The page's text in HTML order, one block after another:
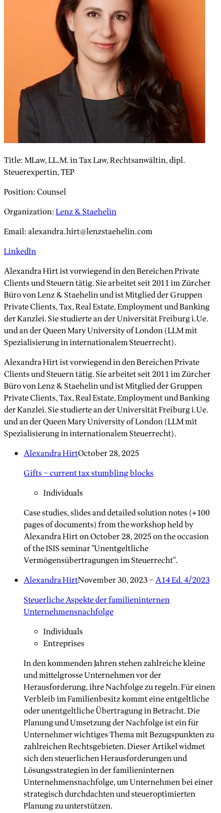
Title:MLaw, LL.M. in Tax Law, Rechtsanwältin, dipl.
Steuerexpertin, TEP
Position:Counsel
Organization:Lenz & Staehelin
Email:alexandra.hirt@lenzstaehelin.com
LinkedIn
Alexandra Hirt ist vorwiegend in den Bereichen Private
Clients und Steuern tätig. Sie arbeitet seit 2011 im Zürcher
Büro von Lenz & Staehelin und ist Mitglied der Gruppen
Private Clients, Tax, Real Estate, Employment und Banking
der Kanzlei. Sie studierte an der Universität Freiburg i.Ue.
und an der Queen Mary University of London (LLM mit
Spezialisierung in internationalem Steuerrecht).
Alexandra Hirt ist vorwiegend in den Bereichen Private
Clients und Steuern tätig. Sie arbeitet seit 2011 im Zürcher
Büro von Lenz & Staehelin und ist Mitglied der Gruppen
Private Clients, Tax, Real Estate, Employment und Banking
der Kanzlei. Sie studierte an der Universität Freiburg i.Ue.
und an der Queen Mary University of London (LLM mit
Spezialisierung in internationalem Steuerrecht).
Alexandra HirtOctober 28, 2025
Gifts – current tax stumbling blocks
Individuals
Case studies, slides and detailed solution notes (+100
pages of documents) from the workshop held by
Alexandra Hirt on October 28, 2025 on the occasion
of the ISIS seminar "Unentgeltliche
Vermögensübertragungen im Steuerrecht".
Alexandra HirtNovember 30, 2023–A14 Ed. 4/2023
Steuerliche Aspekte der familieninternen
Unternehmensnachfolge
Individuals
Entreprises
In den kommenden Jahren stehen zahlreiche kleine
und mittelgrosse Unternehmen vor der
Herausforderung, ihre Nachfolge zu regeln. Für einen
Verbleib im Familienbesitz kommt eine entgeltliche
oder unentgeltliche Übertragung in Betracht. Die
Planung und Umsetzung der Nachfolge ist ein für
Unternehmer wichtiges Thema mit Bezugspunkten zu
zahlreichen Rechtsgebieten. Dieser Artikel widmet
sich den steuerlichen Herausforderungen und
Lösungsstrategien in der familieninternen
Unternehmensnachfolge, um Unternehmen bei einer
strategisch durchdachten und steueroptimierten
Planung zu unterstützen.